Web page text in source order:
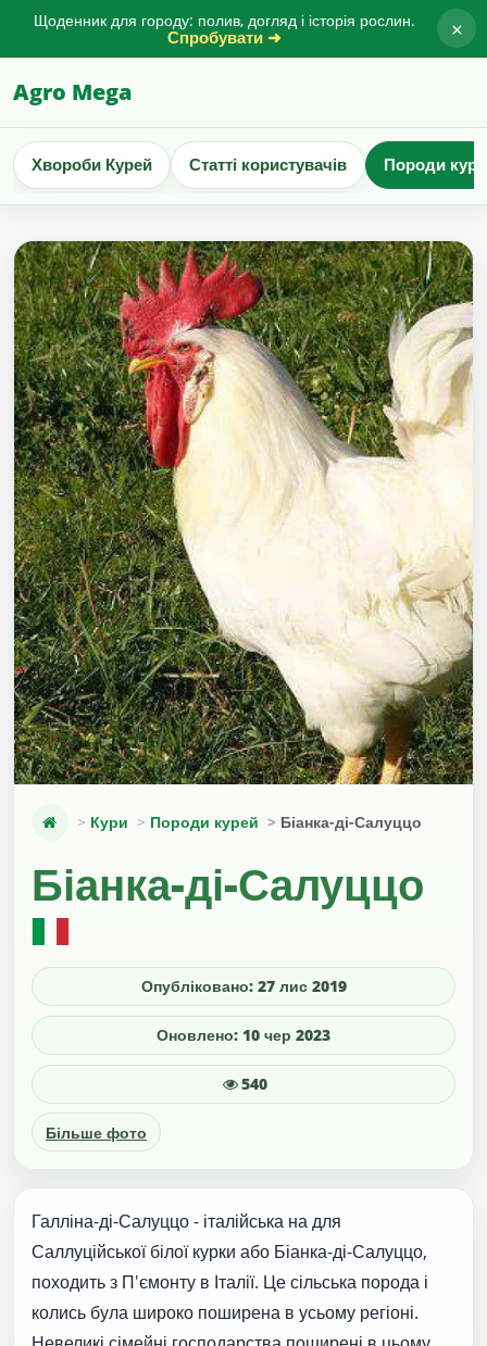
Щоденник для городу: полив, догляд і історія рослин.
Спробувати ➜ ×
Agro Mega
Хвороби Курей Статті користувачів Породи
Кури Породи курей Біанка-ді-Салуццо
Біанка-ді-Салуццо
Опубліковано: 27 лис 2019
Оновлено: 10 чер 2023
540
Більше фото
Галліна-ді-Салуццо - італійська на для
Саллуційської білої курки або Біанка-ді-Салуццо,
походить з П'ємонту в Італії. Це сільська порода і
колись була широко поширена в усьому регіоні.